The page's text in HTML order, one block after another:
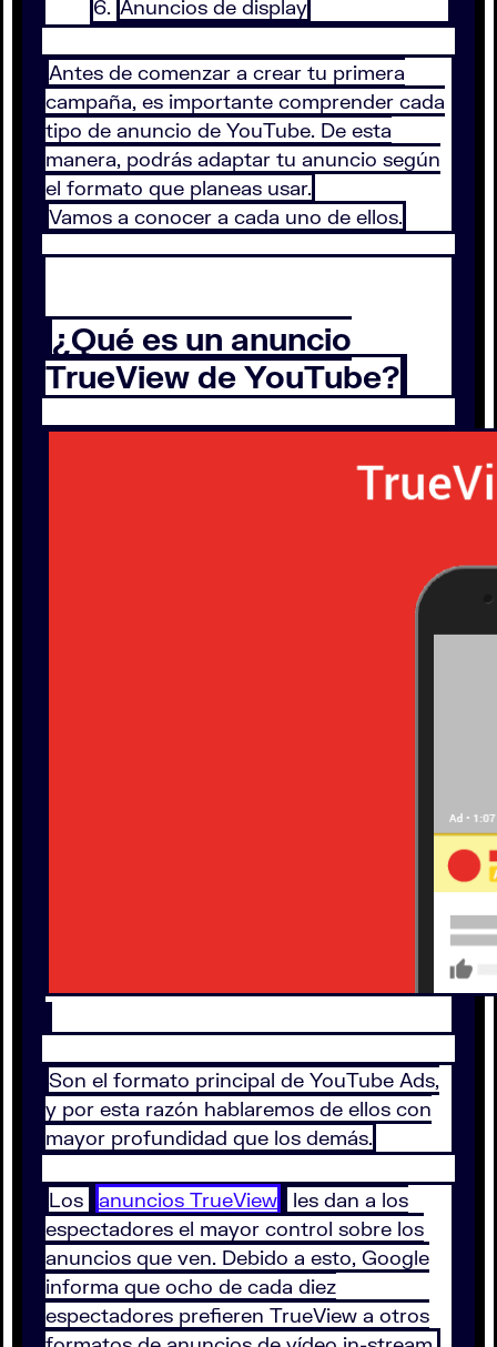
Anuncios de display
Antes de comenzar a crear tu primera
campaña, es importante comprender cada
tipo de anuncio de YouTube. De esta
manera, podrás adaptar tu anuncio según
el formato que planeas usar.
Vamos a conocer a cada uno de ellos.
¿Qué es un anuncio
TrueView de YouTube?
Son el formato principal de YouTube Ads,
y por esta razón hablaremos de ellos con
mayor profundidad que los demás.
Los anuncios TrueView
les dan a los
espectadores el mayor control sobre los
anuncios que ven. Debido a esto, Google
informa que ocho de cada diez
espectadores prefieren TrueView a otros